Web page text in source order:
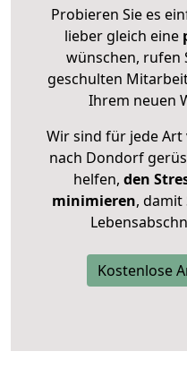
Probieren Sie es
lieber gleich eine
wünschen, rufen
geschulten
Ihrem neuen
Wir sind für jede
nach Dondorf
helfen, den
minimieren, damit
Kostenlose